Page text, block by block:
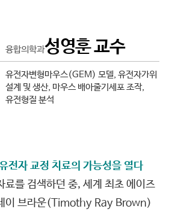
융합의학과성영훈 교수
유전자변형마우스(GEM) 모델, 유전자가위
설계 및 생산, 마우스 배아줄기세포 조작,
유전형질 분석
전자 교정 치료의 가능성을 열다
료를 검색하던 중, 세계 최초 에이즈
이 브라운(Timothy Ray Brown)